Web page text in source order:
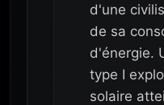
d'une
de sa
d'énergie.
type I
solaire